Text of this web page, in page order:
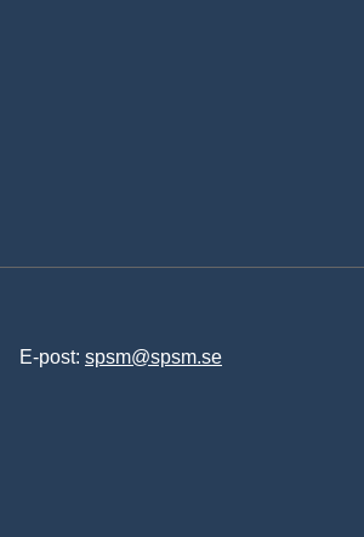
E-post: spsm@spsm.se